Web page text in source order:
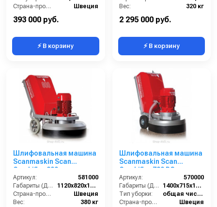
Страна-производитель:
Швеция
393 000 руб.
⚡ В корзину
Вес:
320 кг
2 295 000 руб.
⚡ В корзину
Шлифовальная машина
Scanmaskin Scan
Combiflex 800
Артикул:
581000
Габариты (ДхШхВ):
1120х820х1500
Страна-производитель:
Швеция
Вес:
380 кг
Шлифовальная машина
Scanmaskin Scan
Combiflex 700 RC
(570000)
Артикул:
570000
Габариты (ДхШхВ):
1400х715х1270
Тип уборки:
общая чистка полов
Страна-производитель:
Швеция